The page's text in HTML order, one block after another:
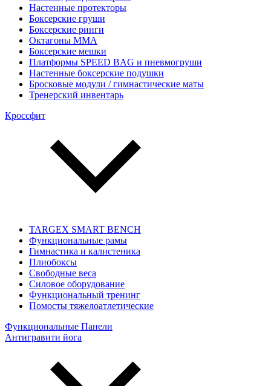
Настенные протекторы
Боксерские груши
Боксерские ринги
Октагоны MMA
Боксерские мешки
Платформы SPEED BAG и пневмогруши
Настенные боксерские подушки
Бросковые модули / гимнастические маты
Тренерский инвентарь
Кроссфит
TARGEX SMART BENCH
Функциональные рамы
Гимнастика и калистеника
Плиобоксы
Свободные веса
Силовое оборудование
Функциональный тренинг
Помосты тяжелоатлетические
Функциональные Панели
Антигравити йога